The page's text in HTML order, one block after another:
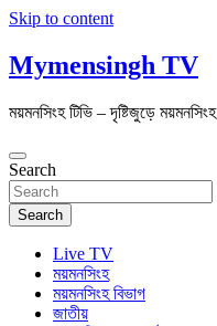
Skip to content
Mymensingh TV
ময়মনসিংহ টিভি – দৃষ্টিজুড়ে ময়মনসিংহ
Search
Search
Live TV
ময়মনসিংহ
ময়মনসিংহ বিভাগ
জাতীয়